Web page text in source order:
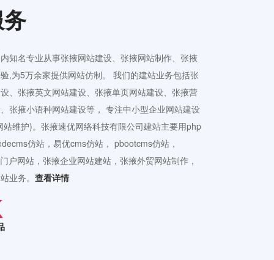
知名专业从事张掖网站建设、张掖网站制作、张掖
,为5万余家提供网站仿制。 我们的建站业务包括张
、张掖英文网站建设、张掖单页网站建设、张掖营
张掖小语种网站建设等， 专注中小型企业网站建设
维护)。张掖速优网络科技有限公司建站主要用php
仿站，易优cms仿站， pbootcms仿站，
户网站，张掖企业网站建站，张掖外贸网站制作，
业务。 查看详情